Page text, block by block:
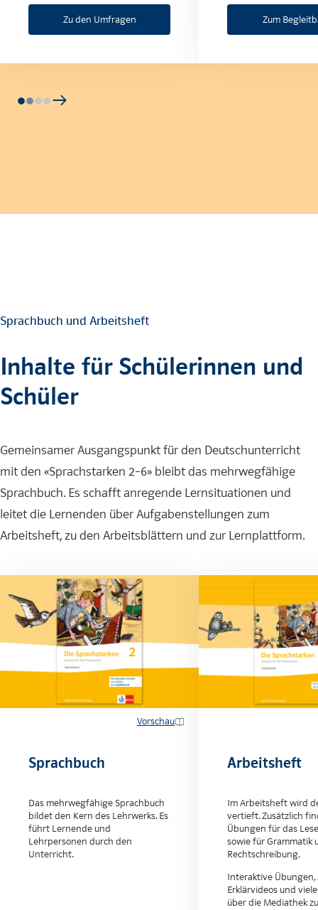
Zu den Umfragen Zum
Sprachbuch und Arbeitsheft
Inhalte für Schülerinnen und
Schüler
Gemeinsamer Ausgangspunkt für den Deutschunterricht
mit den «Sprachstarken 2–6» bleibt das mehrwegfähige
Sprachbuch. Es schafft anregende Lernsituationen und
leitet die Lernenden über Aufgabenstellungen zum
Arbeitsheft, zu den Arbeitsblättern und zur Lernplattform.
Vorschau
Sprachbuch
Das mehrwegfähige Sprachbuch
bildet den Kern des Lehrwerks. Es
führt Lernende und
Lehrpersonen durch den
Unterricht.
Arbeitsheft
Im Arbeitsheft wird
vertieft. Zusätzlich
Übungen für das
sowie für Grammatik
Rechtschreibung.
Interaktive Übungen,
Erklärvideos und
über die Mediathek